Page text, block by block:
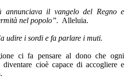
annunciava il vangelo del Regnoe
nel popolo”. Alleluia.
udire i sordi e fa parlare i muti.
ci fa pensare al dono che ogni
cioè capace di accogliere e